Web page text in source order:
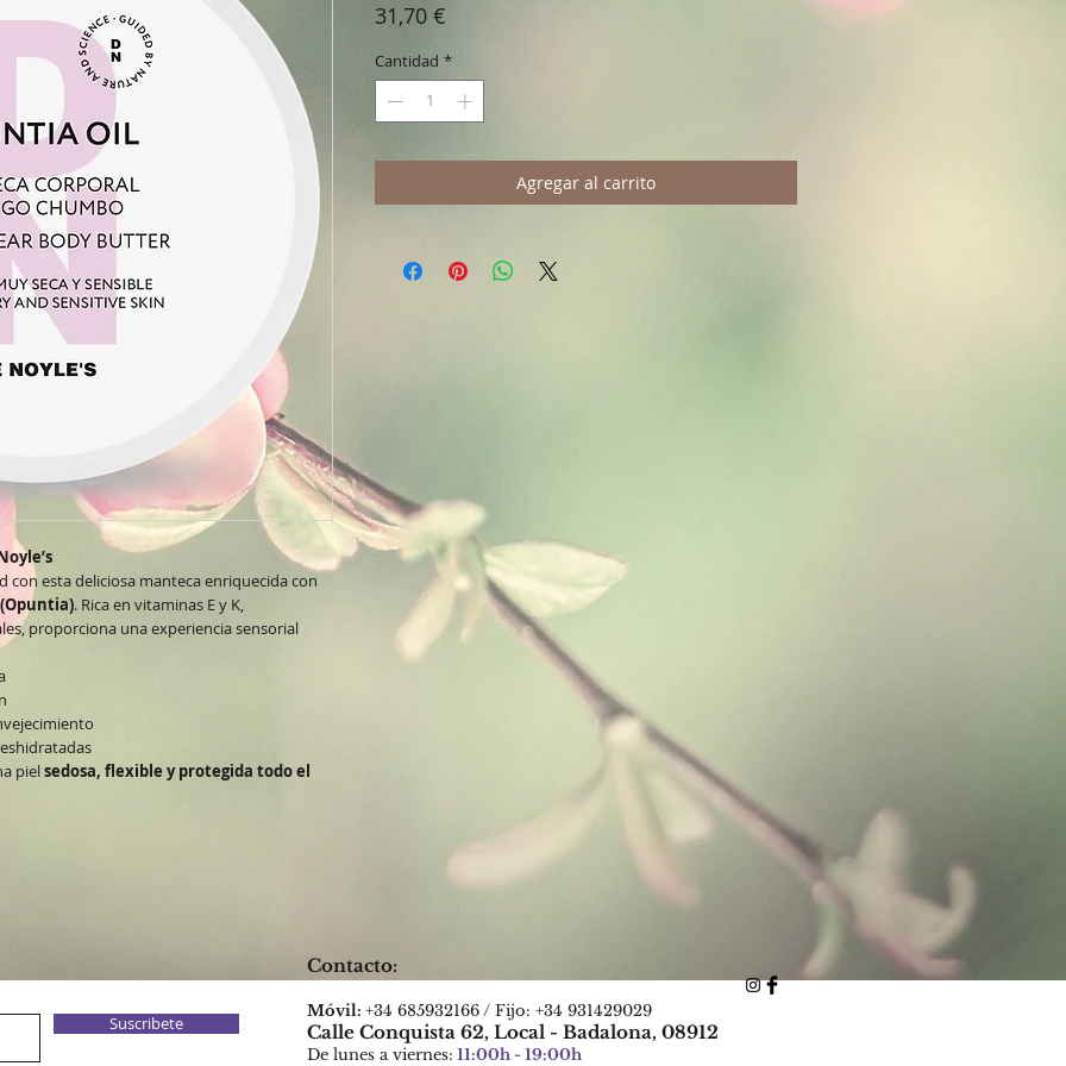
esta deliciosa manteca enriquecida con
. Rica en vitaminas E y K,
proporciona una experiencia sensorial
pielsedosa, flexible y protegida todo el
31,70 €
Cantidad *
Agregar al carrito
Suscribete
Contacto:​
Móvil: +34 685932166 / Fijo: +34 931429029
Calle Conquista 62, Local - Badalona, 08912
De lunes a viernes: 11:00h - 19:00h